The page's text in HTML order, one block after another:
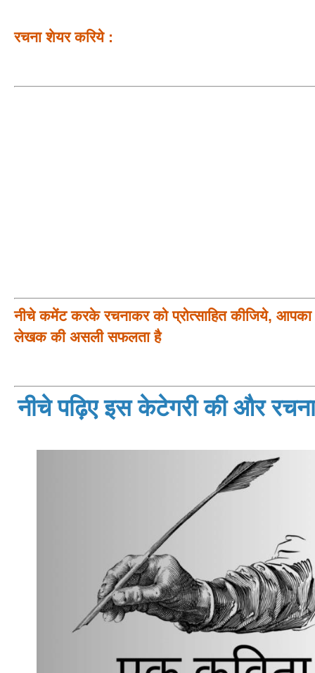
रचना शेयर करिये :
नीचे कमेंट करके रचनाकर को प्रोत्साहित कीजिये, आपका
लेखक की असली सफलता है
नीचे पढ़िए इस केटेगरी की और